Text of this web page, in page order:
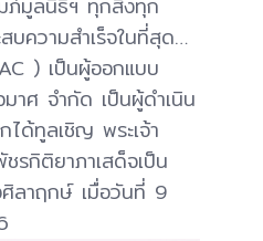
บความสำเร็จในที่สุด…
) เป็นผู้ออกแบบ
าศ จำกัด เป็นผู้ดำเนิน
ด้ทูลเชิญ พระเจ้า
ชรกิติยาภาเสด็จเป็น
ศิลาฤกษ์ เมื่อวันที่ 9